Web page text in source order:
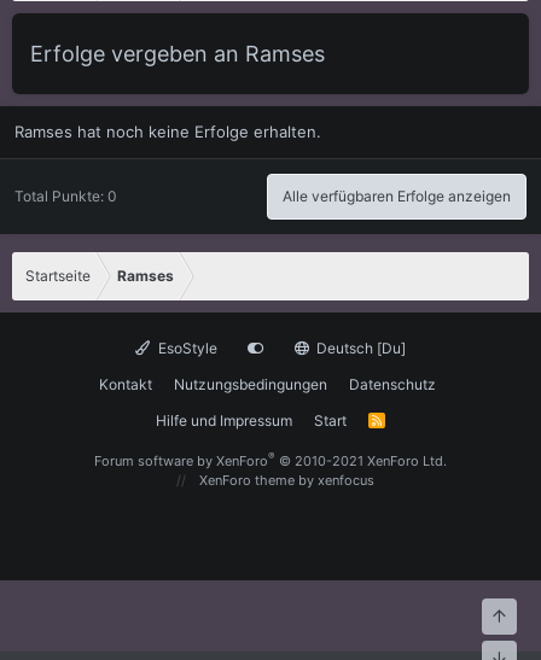
Erfolge vergeben an Ramses
Ramses hat noch keine Erfolge erhalten.
Total Punkte: 0 Alle verfügbaren Erfolge anzeigen
Startseite Ramses
EsoStyle
Deutsch [Du]
Kontakt
Nutzungsbedingungen
Datenschutz
Hilfe und Impressum
Start
R
Forum software by XenForo® © 2010-2021 XenForo Ltd.
XenForo theme by xenfocus
Oben